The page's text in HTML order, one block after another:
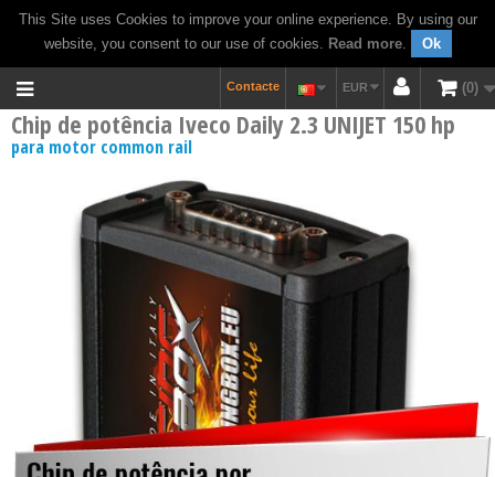
This Site uses Cookies to improve your online experience. By using our
website, you consent to our use of cookies. Read more. Ok
0
EUR
Contacte
Chip de potência Iveco Daily 2.3 UNIJET 150 hp
para motor common rail